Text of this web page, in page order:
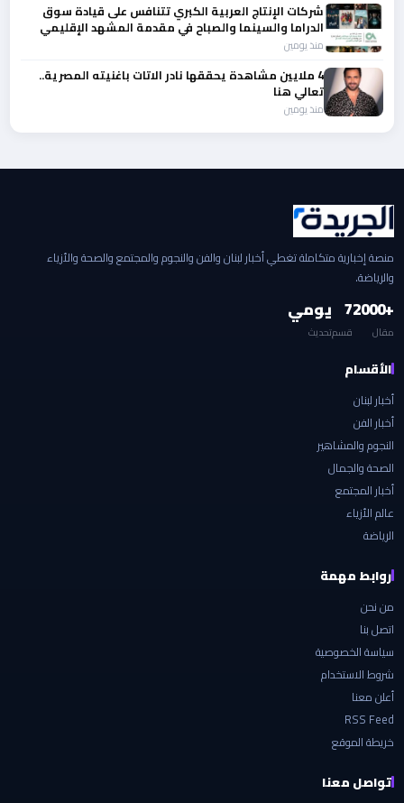
شركات الإنتاج العربية الكبري تتنافس على قيادة سوق
الدراما والسينما والصباح في مقدمة المشهد الإقليمي
منذ يومين
4 ملايين مشاهدة يحققها نادر الاتات باغنيته المصرية..
تعالي هنا
منذ يومين
منصة إخبارية متكاملة تغطي أخبار لبنان والفن والنجوم والمجتمع والصحة والأزياء
والرياضة.
+2000
مقال
7
قسم
يومي
تحديث
الأقسام
أخبار لبنان
أخبار الفن
النجوم والمشاهير
الصحة والجمال
أخبار المجتمع
عالم الأزياء
الرياضة
روابط مهمة
من نحن
اتصل بنا
سياسة الخصوصية
شروط الاستخدام
أعلن معنا
RSS Feed
خريطة الموقع
تواصل معنا